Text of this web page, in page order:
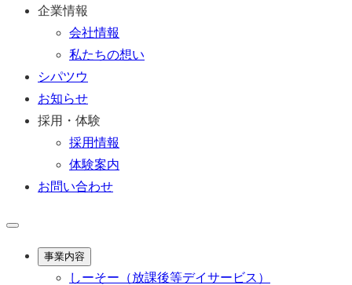
企業情報
会社情報
私たちの想い
シパツウ
お知らせ
採用・体験
採用情報
体験案内
お問い合わせ
事業内容
しーそー （放課後等デイサービス）